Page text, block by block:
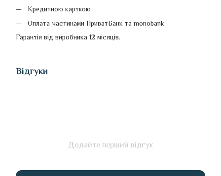
Кредитною карткою
Оплата частинами ПриватБанк та monobank
Гарантія від виробника 12 місяців.
Відгуки
Додайте перший відгук